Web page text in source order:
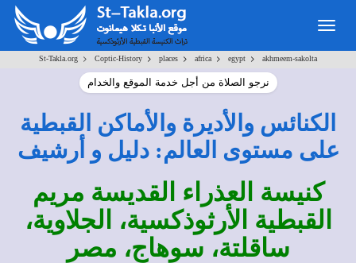
St-Takla.org > Coptic-History > places > africa > egypt > akhmeem-sakolta
نرجو الصلاة من أجل خدمة الموقع والخدام
الكنائس والأديرة والأماكن القبطية
على مستوى العالم: دليل و أرشيف
كنيسة العذراء القديسة مريم
القبطية الأرثوذكسية، الجلاوية،
ساقلتة، سوهاج، مصر